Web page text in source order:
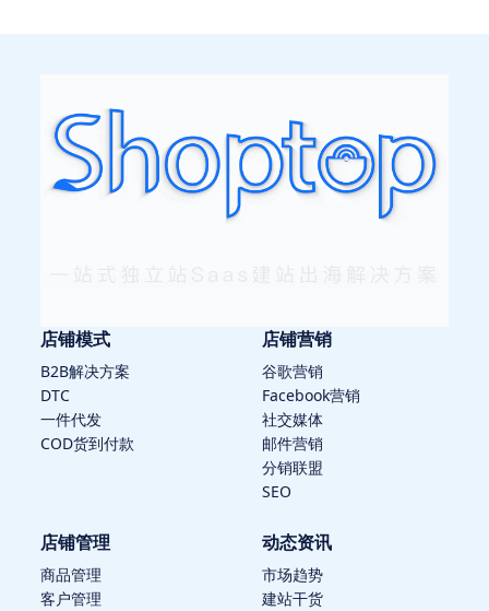
店铺模式
B2B解决方案
DTC
一件代发
COD货到付款
店铺营销
谷歌营销
Facebook营销
社交媒体
邮件营销
分销联盟
SEO
店铺管理
商品管理
客户管理
动态资讯
市场趋势
建站干货